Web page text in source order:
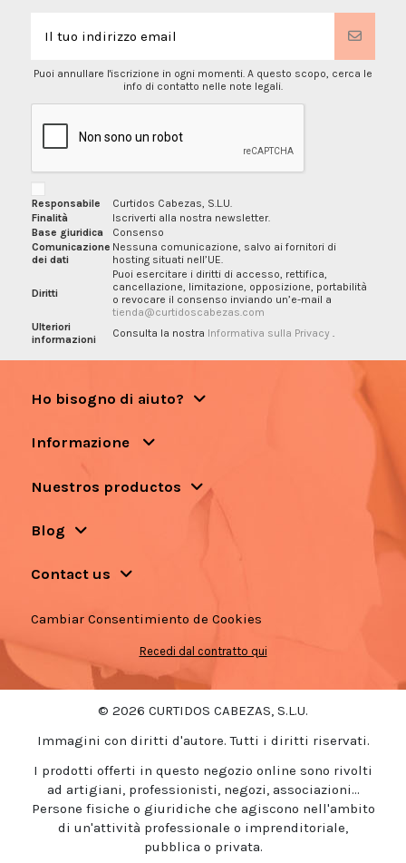
Puoi annullare l'iscrizione in ogni momenti. A questo scopo, cerca le
info di contatto nelle note legali.
Responsabile
Curtidos Cabezas, S.L.U.
Finalità
Iscriverti alla nostra newsletter.
Base giuridica
Consenso
Comunicazione
dei dati
Nessuna comunicazione, salvo ai fornitori di
hosting situati nell’UE.
Diritti
Puoi esercitare i diritti di accesso, rettifica,
cancellazione, limitazione, opposizione, portabilità
o revocare il consenso inviando un’e-mail a
tienda@curtidoscabezas.com
Ulteriori
informazioni
Consulta la nostra Informativa sulla Privacy
Ho bisogno di aiuto?
Informazione
Nuestros productos
Blog
Contact us
Cambiar Consentimiento de Cookies
Recedi dal contratto qui
© 2026 CURTIDOS CABEZAS, S.L.U.
Immagini con diritti d'autore. Tutti i diritti riservati.
I prodotti offerti in questo negozio online sono rivolti
ad artigiani, professionisti, negozi, associazioni...
Persone fisiche o giuridiche che agiscono nell'ambito
di un'attività professionale o imprenditoriale,
pubblica o privata.